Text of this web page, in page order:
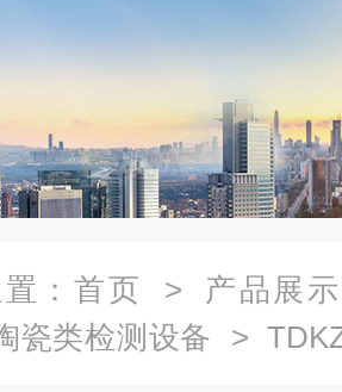
： 首页 > 产品展示
瓷类检测设备 >